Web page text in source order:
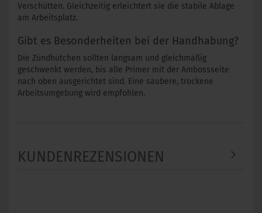
Verschütten. Gleichzeitig erleichtert sie die stabile Ablage
am Arbeitsplatz.
Gibt es Besonderheiten bei der Handhabung?
Die Zündhütchen sollten langsam und gleichmäßig
geschwenkt werden, bis alle Primer mit der Ambossseite
nach oben ausgerichtet sind. Eine saubere, trockene
Arbeitsumgebung wird empfohlen.
KUNDENREZENSIONEN